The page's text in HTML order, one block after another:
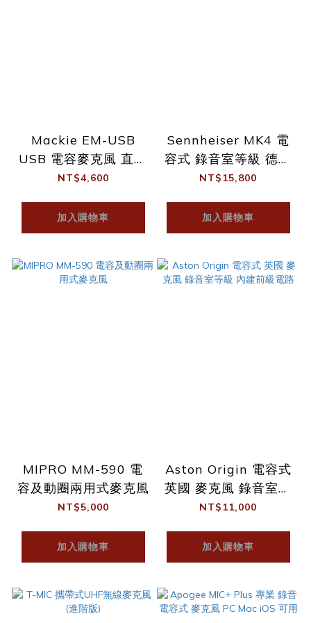
Mackie EM-USB
USB 電容麥克風 直播
Podcast
NT$4,600
加入購物車
Sennheiser MK4 電
容式 錄音室等級 德國
麥克風 公司貨 兩年保
NT$15,800
加入購物車
MIPRO MM-590 電
容及動圈兩用式麥克風
NT$5,000
加入購物車
Aston Origin 電容式
英國 麥克風 錄音室等
級 內建前級電路
NT$11,000
加入購物車